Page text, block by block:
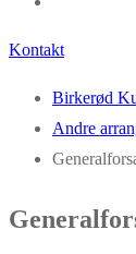
Kontakt
Birkerød
Andre